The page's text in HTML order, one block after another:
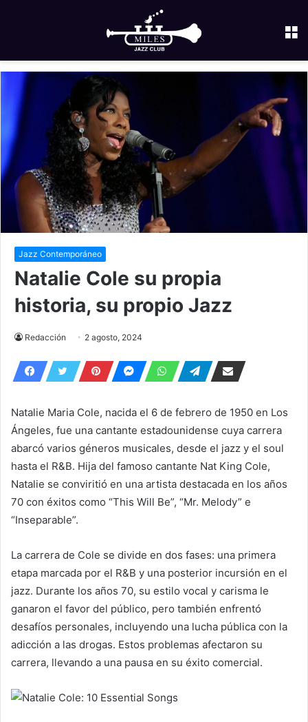
Jazz Contemporáneo
Natalie Cole su propia
historia, su propio Jazz
Redacción 2 agosto, 2024
Natalie Maria Cole, nacida el 6 de febrero de 1950 en Los
Ángeles, fue una cantante estadounidense cuya carrera
abarcó varios géneros musicales, desde el jazz y el soul
hasta el R&B. Hija del famoso cantante Nat King Cole,
Natalie se conviritió en una artista destacada en los años
70 con éxitos como “This Will Be”, “Mr. Melody” e
“Inseparable”.
La carrera de Cole se divide en dos fases: una primera
etapa marcada por el R&B y una posterior incursión en el
jazz. Durante los años 70, su estilo vocal y carisma le
ganaron el favor del público, pero también enfrentó
desafíos personales, incluyendo una lucha pública con la
adicción a las drogas. Estos problemas afectaron su
carrera, llevando a una pausa en su éxito comercial.